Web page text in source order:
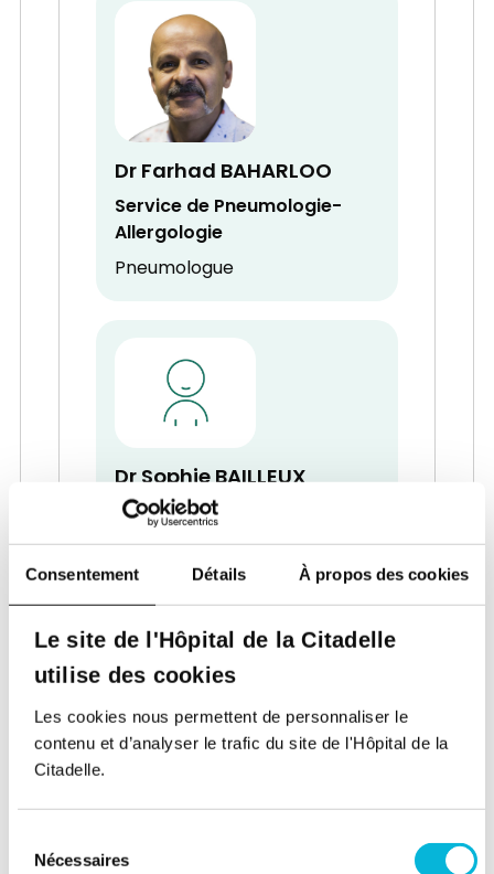
Consentement Détails À propos des cookies
Le site de l'Hôpital de la Citadelle
utilise des cookies
Les cookies nous permettent de personnaliser le
contenu et d’analyser le trafic du site de l'Hôpital de la
Citadelle.
Nécessaires
Dr Farhad BAHARLOO
Service de Pneumologie-
Allergologie
Pneumologue
Dr Sophie BAILLEUX
Service de Dermatologie
Dermatologue
Neuropédiatre